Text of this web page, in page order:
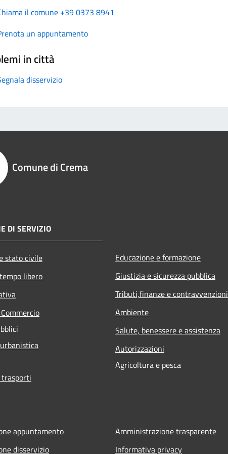
il comune +39 0373 8941
un appuntamento
in città
disservizio
Comune di Crema
DI SERVIZIO
stato civile
libero
Educazione e formazione
Giustizia e sicurezza pubblica
Tributi,finanze e contravvenzioni
Ambiente
Salute, benessere e assistenza
Autorizzazioni
Agricoltura e pesca
appuntamento
disservizio
Amministrazione trasparente
Informativa privacy